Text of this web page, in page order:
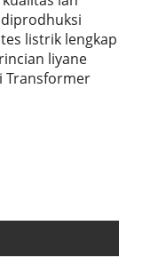
listrik lengkap
liyane
Transformer